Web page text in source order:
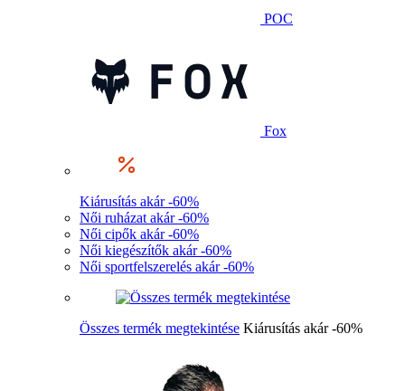
POC
Fox
Kiárusítás akár -60%
Női ruházat akár -60%
Női cipők akár -60%
Női kiegészítők akár -60%
Női sportfelszerelés akár -60%
Összes termék megtekintése Kiárusítás akár -60%